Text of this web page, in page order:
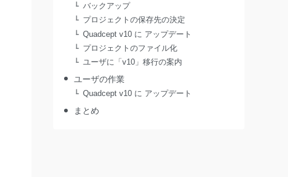
バックアップ
プロジェクトの保存先の決定
Quadcept v10 に アップデート
プロジェクトのファイル化
ユーザに「v10」移行の案内
ユーザの作業
Quadcept v10 に アップデート
まとめ